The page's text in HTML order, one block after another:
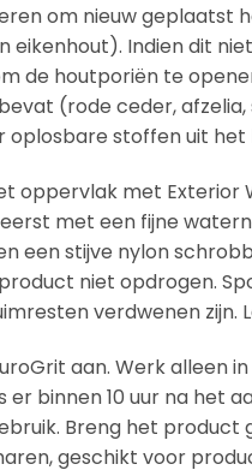
om nieuw
eikenhout). Indien dit
de houtporiën te
(rode ceder,
oplosbare stoffen uit
oppervlak met
met een fijne
een stijve nylon
niet opdrogen.
verdwenen zijn.
aan. Werk alleen
er binnen 10 uur na het
Breng het
geschikt voor